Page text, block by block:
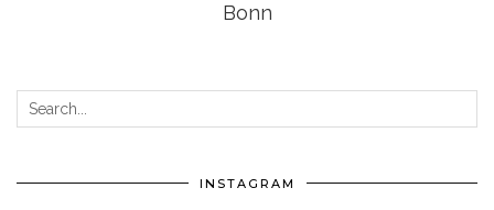
Bonn
INSTAGRAM